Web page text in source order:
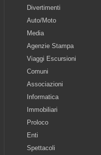
Divertimenti
Auto/Moto
Media
Agenzie Stampa
Viaggi Escursioni
Comuni
Associazioni
Informatica
Immobiliari
Proloco
Enti
Spettacoli